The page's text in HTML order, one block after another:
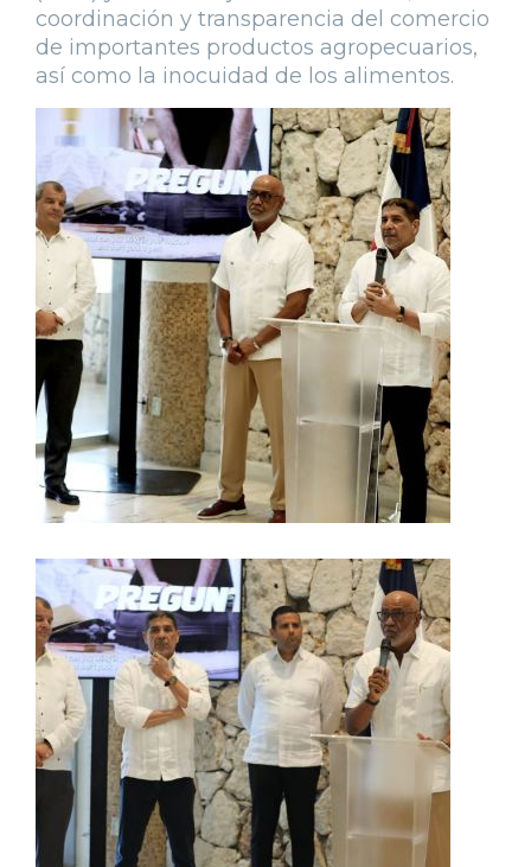
coordinación y transparencia del comercio
de importantes productos agropecuarios,
así como la inocuidad de los alimentos.